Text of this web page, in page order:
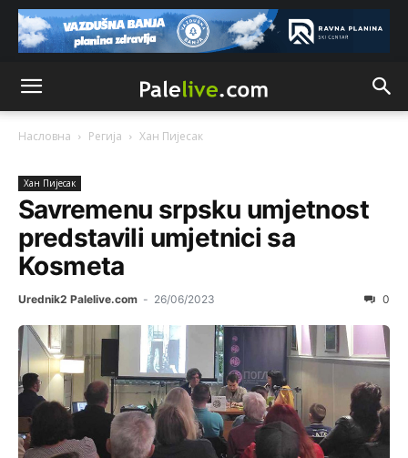
Насловна Регија Хан Пијeсак
Хан Пијeсак
Savremenu srpsku umjetnost
predstavili umjetnici sa
Kosmeta
Urednik2 Palelive.com - 26/06/2023 0